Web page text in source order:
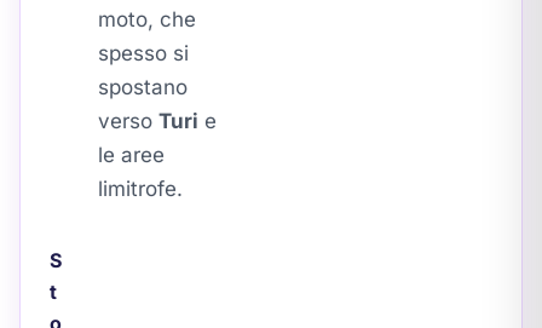
moto, che
spesso si
spostano
verso Turi e
le aree
limitrofe.
S
t